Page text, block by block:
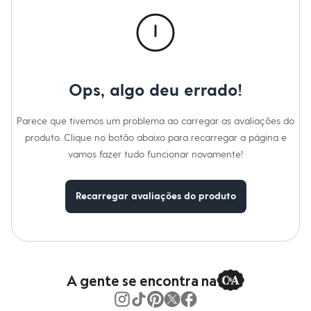
Shorts e Bermudas
Vestidos
Acessórios
Bolsas
Bonés e Chapéus
Botas
Chinelos
Ops, algo deu errado!
Parece que tivemos um problema ao carregar as avaliações do
produto. Clique no botão abaixo para recarregar a página e
vamos fazer tudo funcionar novamente!
Recarregar avaliações do produto
A gente se encontra na